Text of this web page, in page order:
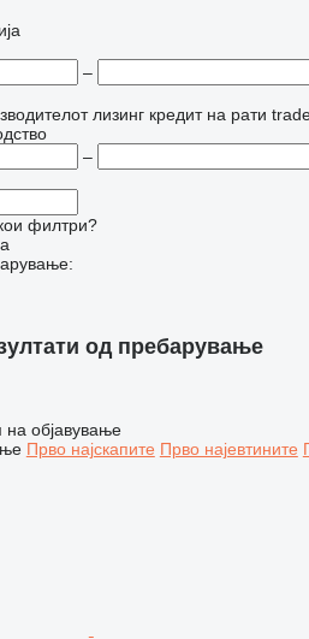
–
лизинг кредит на рати
–
филтри?
од пребарување
на објавување
Прво најскапите Прво најевтините